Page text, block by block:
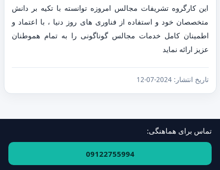
این کارگروه تشریفات مجالس امروزه توانسته با تکیه بر دانش
متخصصان خود و استفاده از فناوری های روز دنیا ، با اعتماد و
اطمینان کامل خدمات مجالس گوناگونی را به تمام هموطنان
عزیز ارائه نماید
تاریخ انتشار:2024-07-12
تماس برای هماهنگی:
09122755994
·ارتباط با ما